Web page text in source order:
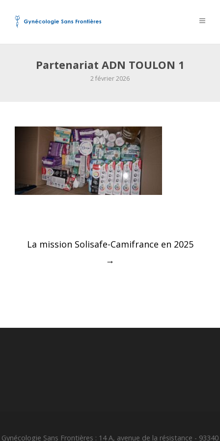
Partenariat ADN TOULON 1
2 février 2026
Post
La mission Solisafe-Camifrance en 2025
→
Gynécologie Sans Frontières : 14 A, avenue de la résistance - 93340